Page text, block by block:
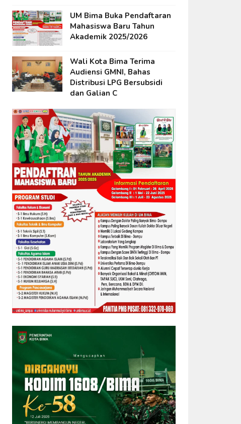
UM Bima Buka Pendaftaran
Mahasiswa Baru Tahun
Akademik 2025/2026
Wali Kota Bima Terima
Audiensi GMNI, Bahas
Distribusi LPG Bersubsidi
dan Galian C